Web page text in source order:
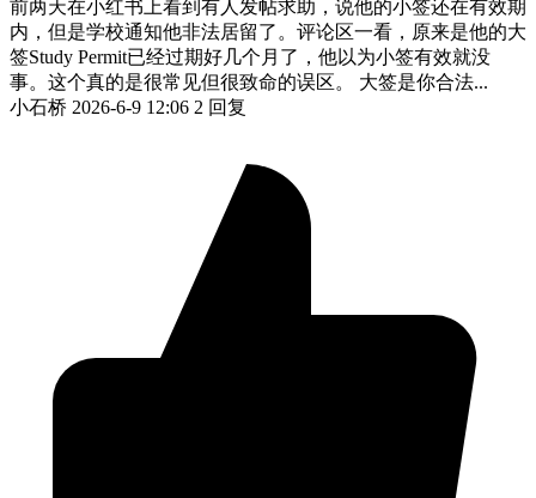
前两天在小红书上看到有人发帖求助，说他的小签还在有效期
内，但是学校通知他非法居留了。评论区一看，原来是他的大
签Study Permit已经过期好几个月了，他以为小签有效就没
事。这个真的是很常见但很致命的误区。 大签是你合法...
小石桥 2026-6-9 12:06 2 回复